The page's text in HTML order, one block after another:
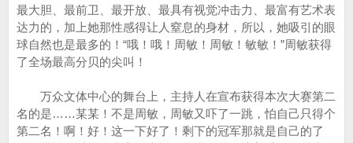
最大胆、最前卫、最开放、最具有视觉冲击力、最富有艺术表
达力的，加上她那性感得让人窒息的身材，所以，她吸引的眼
球自然也是最多的！“哦！哦！周敏！周敏！敏敏！”周敏获得
了全场最高分贝的尖叫！
万众文体中心的舞台上，主持人在宣布获得本次大赛第二
名的是……某某！不是周敏，周敏又吓了一跳，怕自己只得个
第二名！啊！好！这一下好了！剩下的冠军那就是自己的了